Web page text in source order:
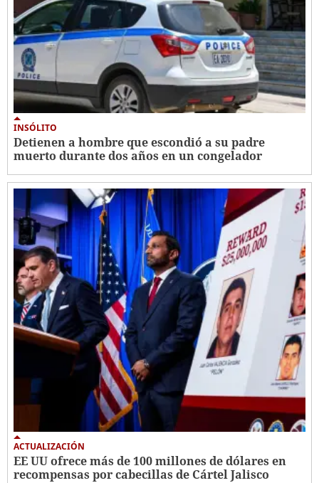
INSÓLITO
Detienen a hombre que escondió a su padre
muerto durante dos años en un congelador
ACTUALIZACIÓN
EE UU ofrece más de 100 millones de dólares en
recompensas por cabecillas de Cártel Jalisco